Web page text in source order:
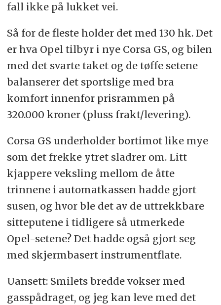
fall ikke på lukket vei.
Så for de fleste holder det med 130 hk. Det
er hva Opel tilbyr i nye Corsa GS, og bilen
med det svarte taket og de tøffe setene
balanserer det sportslige med bra
komfort innenfor prisrammen på
320.000 kroner (pluss frakt/levering).
Corsa GS underholder bortimot like mye
som det frekke ytret sladrer om. Litt
kjappere veksling mellom de åtte
trinnene i automatkassen hadde gjort
susen, og hvor ble det av de uttrekkbare
sitteputene i tidligere så utmerkede
Opel-setene? Det hadde også gjort seg
med skjermbasert instrumentflate.
Uansett: Smilets bredde vokser med
gasspådraget, og jeg kan leve med det